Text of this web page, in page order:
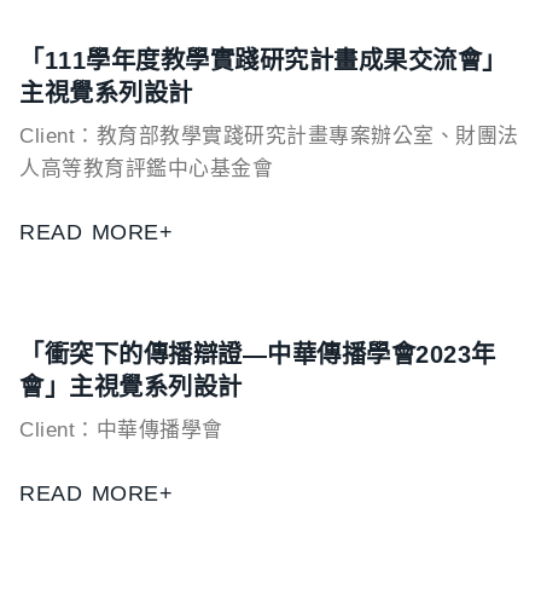
「111學年度教學實踐研究計畫成果交流會」
主視覺系列設計
Client：教育部教學實踐研究計畫專案辦公室、財團法
人高等教育評鑑中心基金會
READ MORE+
「衝突下的傳播辯證—中華傳播學會2023年
會」主視覺系列設計
Client：中華傳播學會
READ MORE+